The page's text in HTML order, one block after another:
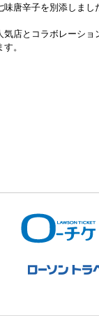
唐辛子を別添しまし
気店とコラボレーシ
。